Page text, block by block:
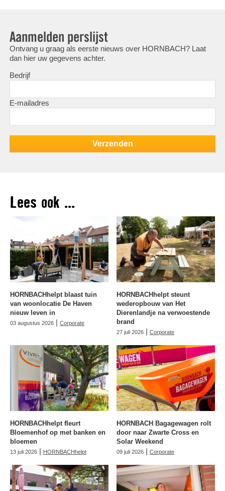
Aanmelden perslijst
Ontvang u graag als eerste nieuws over HORNBACH? Laat
dan hier uw gegevens achter.
Bedrijf
E-mailadres
Lees ook ...
HORNBACHhelpt blaast tuin
van woonlocatie De Haven
nieuw leven in
03 augustus 2026 | Corporate
HORNBACHhelpt steunt
wederopbouw van Het
Dierenlandje na verwoestende
brand
27 juli 2026 | Corporate
HORNBACHhelpt fleurt
Bloemenhof op met banken en
bloemen
13 juli 2026 | HORNBACHhelpt
HORNBACH Bagagewagen rolt
door naar Zwarte Cross en
Solar Weekend
09 juli 2026 | Corporate